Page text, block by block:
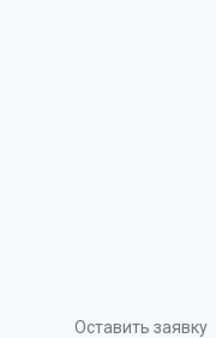
Оставить заявку